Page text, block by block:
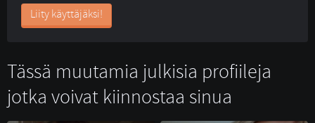
Liity käyttäjäksi!
Tässä muutamia julkisia profiileja
jotka voivat kiinnostaa sinua